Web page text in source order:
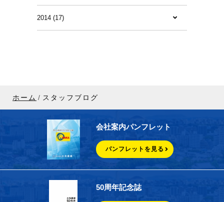
2014 (17)
ホーム スタッフブログ
会社案内パンフレット
パンフレットを見る
50周年記念誌